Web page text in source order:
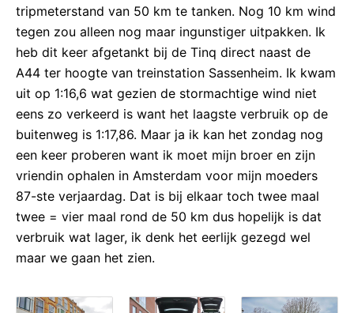
tripmeterstand van 50 km te tanken. Nog 10 km wind
tegen zou alleen nog maar ingunstiger uitpakken. Ik
heb dit keer afgetankt bij de Tinq direct naast de
A44 ter hoogte van treinstation Sassenheim. Ik kwam
uit op 1:16,6 wat gezien de stormachtige wind niet
eens zo verkeerd is want het laagste verbruik op de
buitenweg is 1:17,86. Maar ja ik kan het zondag nog
een keer proberen want ik moet mijn broer en zijn
vriendin ophalen in Amsterdam voor mijn moeders
87-ste verjaardag. Dat is bij elkaar toch twee maal
twee = vier maal rond de 50 km dus hopelijk is dat
verbruik wat lager, ik denk het eerlijk gezegd wel
maar we gaan het zien.